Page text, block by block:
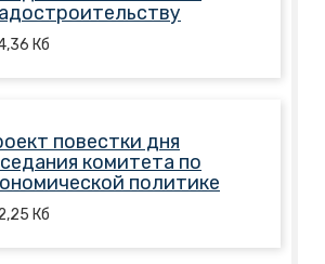
Кб
повестки дня
комитета по
политике
Кб